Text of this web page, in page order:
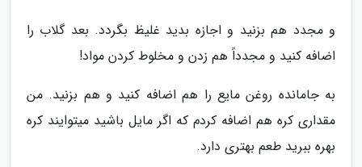
و مجدد هم بزنید و اجازه بدید غلیظ بگردد. بعد گلاب را
اضافه کنید و مجدداً هم زدن و مخلوط کردن مواد!
به جامانده روغن مایع را هم اضافه کنید و هم بزنید. من
مقداری کره هم اضافه کردم که اگر مایل باشید میتوایند کره
بهره ببرید طعم بهتری دارد.